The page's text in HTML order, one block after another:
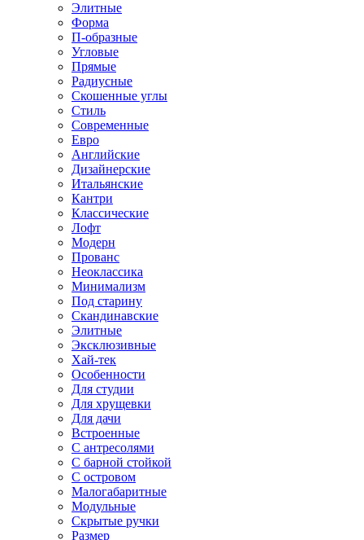
Элитные
Форма
П-образные
Угловые
Прямые
Радиусные
Скошенные углы
Стиль
Современные
Евро
Английские
Дизайнерские
Итальянские
Кантри
Классические
Лофт
Модерн
Прованс
Неоклассика
Минимализм
Под старину
Скандинавские
Элитные
Эксклюзивные
Хай-тек
Особенности
Для студии
Для хрущевки
Для дачи
Встроенные
С антресолями
С барной стойкой
С островом
Малогабаритные
Модульные
Скрытые ручки
Размер